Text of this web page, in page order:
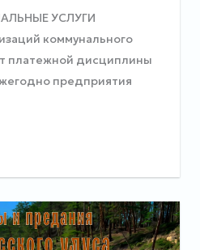
УСЛУГИ
коммунального
платежной дисциплины
предприятия